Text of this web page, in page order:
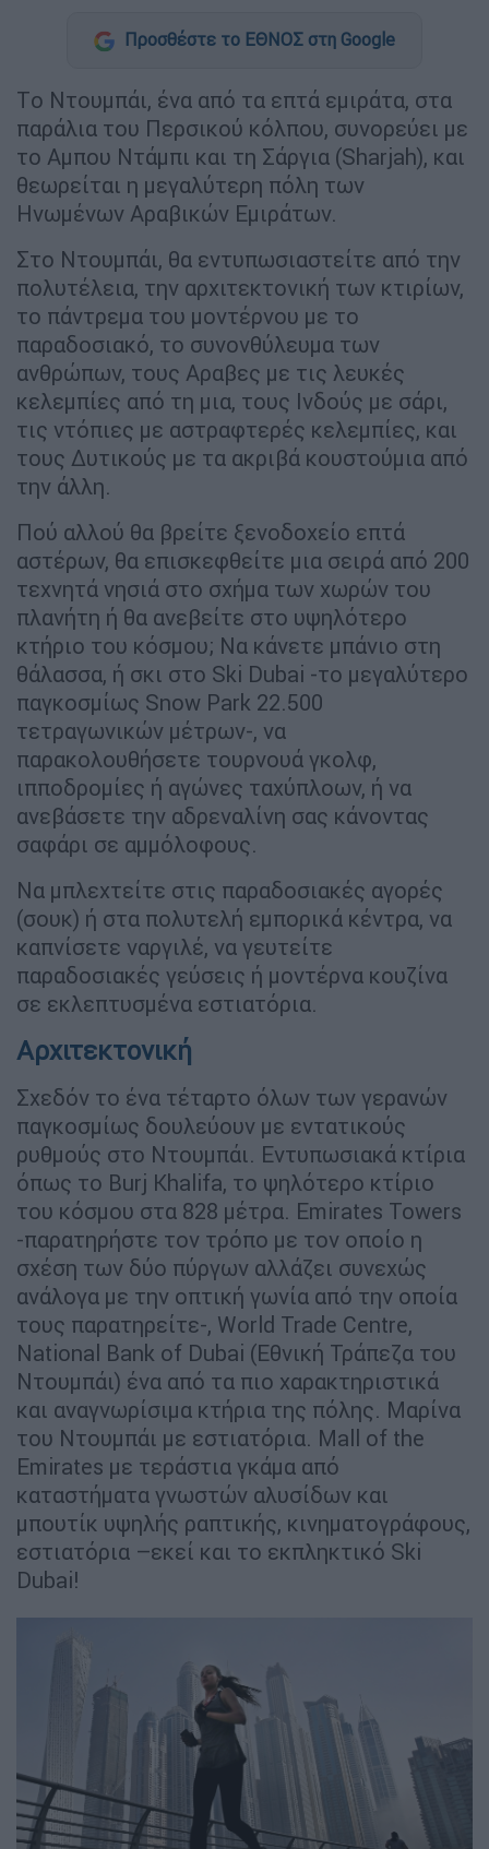
Προσθέστε το ΕΘΝΟΣ στη Google
Tο Ντουμπάι, ένα από τα επτά εμιράτα, στα
παράλια του Περσικού κόλπου, συνορεύει με
το Αμπου Ντάμπι και τη Σάργια (Sharjah), και
θεωρείται η μεγαλύτερη πόλη των
Ηνωμένων Αραβικών Εμιράτων.
Στο Ντουμπάι, θα εντυπωσιαστείτε από την
πολυτέλεια, την αρχιτεκτονική των κτιρίων,
το πάντρεμα του μοντέρνου με το
παραδοσιακό, το συνονθύλευμα των
ανθρώπων, τους Αραβες με τις λευκές
κελεμπίες από τη μια, τους Ινδούς με σάρι,
τις ντόπιες με αστραφτερές κελεμπίες, και
τους Δυτικούς με τα ακριβά κουστούμια από
την άλλη.
Πού αλλού θα βρείτε ξενοδοχείο επτά
αστέρων, θα επισκεφθείτε μια σειρά από 200
τεχνητά νησιά στο σχήμα των χωρών του
πλανήτη ή θα ανεβείτε στο υψηλότερο
κτήριο του κόσμου; Να κάνετε μπάνιο στη
θάλασσα, ή σκι στο Ski Dubai -το μεγαλύτερο
παγκοσμίως Snow Park 22.500
τετραγωνικών μέτρων-, να
παρακολουθήσετε τουρνουά γκολφ,
ιπποδρομίες ή αγώνες ταχύπλοων, ή να
ανεβάσετε την αδρεναλίνη σας κάνοντας
σαφάρι σε αμμόλοφους.
Να μπλεχτείτε στις παραδοσιακές αγορές
(σουκ) ή στα πολυτελή εμπορικά κέντρα, να
καπνίσετε ναργιλέ, να γευτείτε
παραδοσιακές γεύσεις ή μοντέρνα κουζίνα
σε εκλεπτυσμένα εστιατόρια.
Αρχιτεκτονική
Σχεδόν το ένα τέταρτο όλων των γερανών
παγκοσμίως δουλεύουν με εντατικούς
ρυθμούς στο Ντουμπάι. Εντυπωσιακά κτίρια
όπως το Burj Khalifa, το ψηλότερο κτίριο
του κόσμου στα 828 μέτρα. Emirates Towers
-παρατηρήστε τον τρόπο με τον οποίο η
σχέση των δύο πύργων αλλάζει συνεχώς
ανάλογα με την οπτική γωνία από την οποία
τους παρατηρείτε-, World Trade Centre,
National Bank of Dubai (Εθνική Τράπεζα του
Ντουμπάι) ένα από τα πιο χαρακτηριστικά
και αναγνωρίσιμα κτήρια της πόλης. Μαρίνα
του Ντουμπάι με εστιατόρια. Mall of the
Emirates με τεράστια γκάμα από
καταστήματα γνωστών αλυσίδων και
μπουτίκ υψηλής ραπτικής, κινηματογράφους,
εστιατόρια –εκεί και το εκπληκτικό Ski
Dubai!